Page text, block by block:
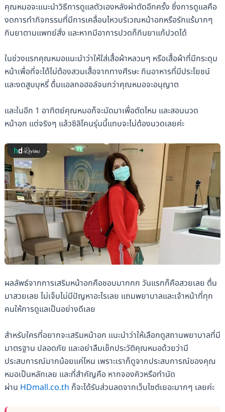
คุณหมอจะแนะนำวิธีการดูแลตัวเองหลังผ่าตัดอีกครั้ง ซึ่งการดูแลคือ
งดการทำกิจกรรมที่มีการเคลื่อนไหวบริเวณหน้าอกหรือรักแร้มากๆ
กินยาตามแพทย์สั่ง และหากมีอาการปวดก็กินยาแก้ปวดได้
ในช่วงแรกคุณหมอแนะนำว่าให้ใส่เสื้อผ้าหลวมๆ หรือเสื้อผ้าที่มีกระดุม
หน้าเพื่อที่จะได้ไม่ต้องสวมเสื้อจากทางศีรษะ กินอาหารที่มีประโยชน์
และงดสูบบุหรี่ ดื่มแอลกอฮอล์จนกว่าคุณหมอจะอนุญาต
และในอีก 1 อาทิตย์คุณหมอก็จะนัดมาเพื่อตัดไหม และสอนนวด
หน้าอก แต่จริงๆ แล้วซิลิโคนรุ่นนี้แทบจะไม่ต้องนวดเลยค่ะ
ผลลัพธ์จากการเสริมหน้าอกคือชอบมากกก วันแรกก็คือสวยเลย ตื่น
มาสวยเลย ไม่เจ็บไม่มีปัญหาอะไรเลย แถมพยาบาลและเจ้าหน้าที่ทุก
คนให้การดูแลเป็นอย่างดีเลย
สำหรับใครที่อยากจะเสริมหน้าอก แนะนำว่าให้เลือกดูสถานพยาบาลที่มี
มาตรฐาน ปลอดภัย และอย่าลืมเช็กประวัติคุณหมอด้วยว่ามี
ประสบการณ์มากน้อยแค่ไหน เพราะเราก็ดูจากประสบการณ์ของคุณ
หมอเป็นหลักเลย และที่สำคัญคือ หากจองคิวหรือทำนัด
ผ่าน HDmall.co.th ก็จะได้รับส่วนลดจากเว็บไซต์เยอะมากๆ เลยค่ะ